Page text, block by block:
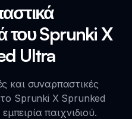
του Sprunki X
Ultra
και συναρπαστικές
Sprunki X Sprunked
παιχνιδιού.